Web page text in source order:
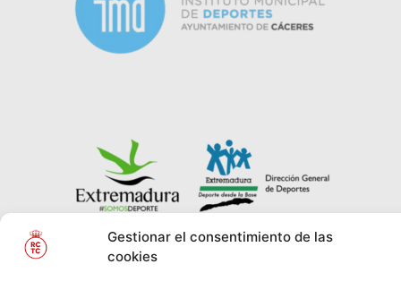
Gestionar el consentimiento de las
cookies